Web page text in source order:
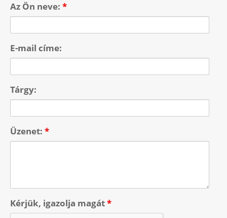
Az Ön neve: *
E-mail címe:
Tárgy:
Üzenet: *
Kérjük, igazolja magát*